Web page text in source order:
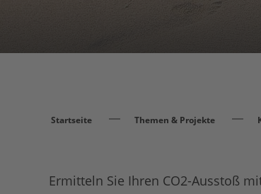
Startseite Themen & Projekte
Ermitteln Sie Ihren CO2-Ausstoß